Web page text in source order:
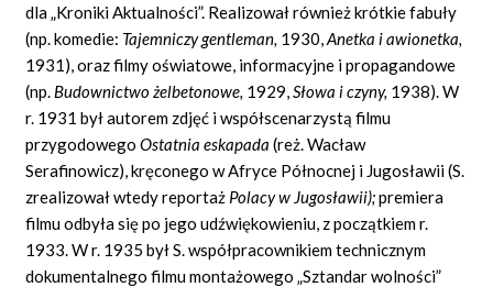
dla „Kroniki Aktualności”. Realizował również krótkie fabuły
(np. komedie: Tajemniczy gentleman, 1930,Anetka i awionetka,
1931), oraz filmy oświatowe, informacyjne i propagandowe
(np. Budownictwo żelbetonowe, 1929,Słowa i czyny, 1938). W
r. 1931 był autorem zdjęć i współscenarzystą filmu
przygodowegoOstatnia eskapada(reż. Wacław
Serafinowicz), kręconego w Afryce Północnej i Jugosławii (S.
zrealizował wtedy reportaż Polacy w Jugosławii);premiera
filmu odbyła się po jego udźwiękowieniu, z początkiem r.
1933. W r. 1935 był S. współpracownikiem technicznym
dokumentalnego filmu montażowego „Sztandar wolności”